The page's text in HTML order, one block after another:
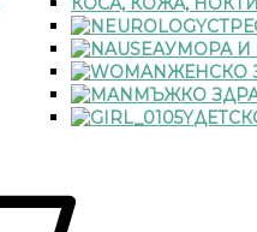
УМОРА И
ЖЕНСКО
МЪЖКО